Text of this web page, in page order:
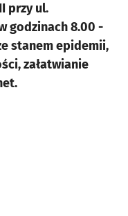
przy ul.
godzinach 8.00 -
stanem epidemii,
załatwianie